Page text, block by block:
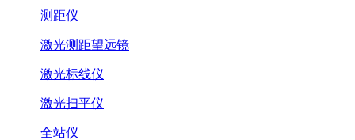
测距仪
激光测距望远镜
激光标线仪
激光扫平仪
全站仪